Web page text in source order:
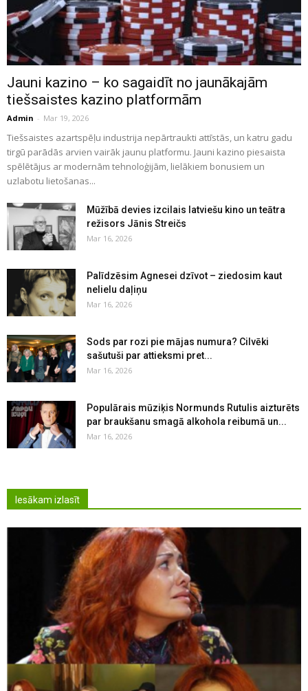
Jauni kazino – ko sagaidīt no jaunākajām
tiešsaistes kazino platformām
Admin - Mar 19, 2026
Tiešsaistes azartspēļu industrija nepārtraukti attīstās, un katru gadu
tirgū parādās arvien vairāk jaunu platformu. Jauni kazino piesaista
spēlētājus ar modernām tehnoloģijām, lielākiem bonusiem un
uzlabotu lietošanas...
Mūžībā devies izcilais latviešu kino un teātra
režisors Jānis Streičs
Mar 16, 2026
Palīdzēsim Agnesei dzīvot – ziedosim kaut
nelielu daļiņu
Mar 16, 2026
Sods par rozi pie mājas numura? Cilvēki
sašutuši par attieksmi pret...
Mar 16, 2026
Populārais mūziķis Normunds Rutulis aizturēts
par braukšanu smagā alkohola reibumā un...
Mar 16, 2026
Iesākam izlasīt